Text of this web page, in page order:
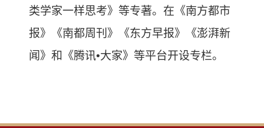
类学家一样思考》等专著。在《南方都市
报》《南都周刊》《东方早报》《澎湃新
闻》和《腾讯•大家》等平台开设专栏。